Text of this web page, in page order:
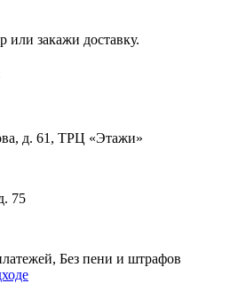
или закажи доставку.
д. 61, ТРЦ «Этажи»
75
Без пени и штрафов